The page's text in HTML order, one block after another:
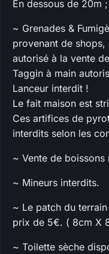
En dessous de 20m
~ Grenades &
provenant de
autorisé à la vente
Taggin à main
Lanceur interdit !
Le fait maison est
Ces artifices de
interdits selon les
~ Vente de
~ Mineurs interdits.
~ Le patch du
prix de 5€. ( 8cm X
~ Toilette sèche